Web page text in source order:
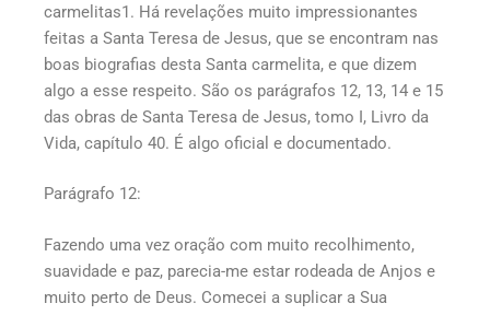
carmelitas1. Há revelações muito impressionantes
feitas a Santa Teresa de Jesus, que se encontram nas
boas biografias desta Santa carmelita, e que dizem
algo a esse respeito. São os parágrafos 12, 13, 14 e 15
das obras de Santa Teresa de Jesus, tomo I, Livro da
Vida, capítulo 40. É algo oficial e documentado.
Parágrafo 12:
Fazendo uma vez oração com muito recolhimento,
suavidade e paz, parecia-me estar rodeada de Anjos e
muito perto de Deus. Comecei a suplicar a Sua